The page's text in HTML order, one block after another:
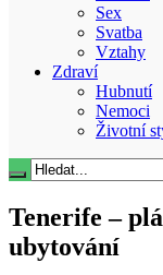
Sex
Svatba
Vztahy
Zdraví
Hubnutí
Nemoci
Životní
Tenerife –
ubytování